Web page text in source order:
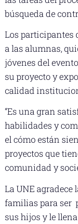
búsqueda de
Los participantes
a las alumnas,
jóvenes del
su proyecto y
calidad
“Es una gran
habilidades y
el cómo están
proyectos que
comunidad y
La UNE agradece
familias para ser
sus hijos y le